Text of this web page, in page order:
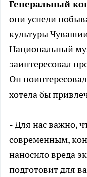
Генеральный
они успели
культуры
Национальный
заинтересовал
Он
хотела бы
- Для нас важно,
современным,
наносило вреда
подготовит для